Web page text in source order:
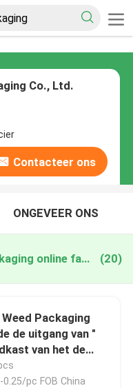
Co., Ltd.
Contacteer ons
ONGEVEER ONS
child safe mylar weed packaging online fabricage (20)
Packaging
de uitgang van "
van het de
pc FOB China